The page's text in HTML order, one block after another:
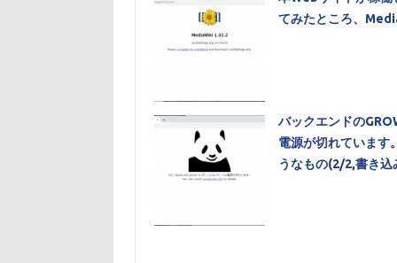
てみたところ、
バックエンドの
電源が切れています
うなもの(2/2,書き込